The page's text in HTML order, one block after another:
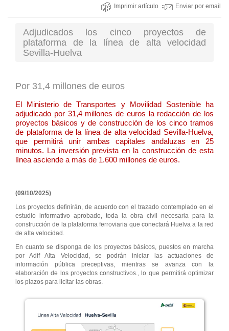
Imprimir artículo Enviar por email
Adjudicados los cinco proyectos de
plataforma de la línea de alta velocidad
Sevilla-Huelva
Por 31,4 millones de euros
El Ministerio de Transportes y Movilidad Sostenible ha
adjudicado por 31,4 millones de euros la redacción de los
proyectos básicos y de construcción de los cinco tramos
de plataforma de la línea de alta velocidad Sevilla-Huelva,
que permitirá unir ambas capitales andaluzas en 25
minutos. La inversión prevista en la construcción de esta
línea asciende a más de 1.600 millones de euros.
(09/10/2025)
Los proyectos definirán, de acuerdo con el trazado contemplado en el
estudio informativo aprobado, toda la obra civil necesaria para la
construcción de la plataforma ferroviaria que conectará Huelva a la red
de alta velocidad.
En cuanto se disponga de los proyectos básicos, puestos en marcha
por Adif Alta Velocidad, se podrán iniciar las actuaciones de
información pública preceptivas, mientras se avanza con la
elaboración de los proyectos constructivos., lo que permitirá optimizar
los plazos para licitar las obras.